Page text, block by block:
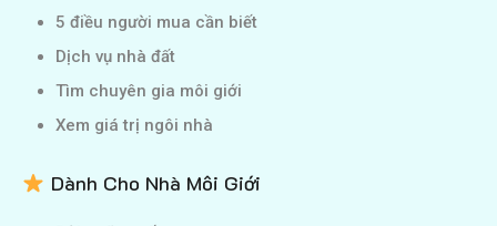
5 điều người mua cần biết
Dịch vụ nhà đất
Tìm chuyên gia môi giới
Xem giá trị ngôi nhà
Dành Cho Nhà Môi Giới